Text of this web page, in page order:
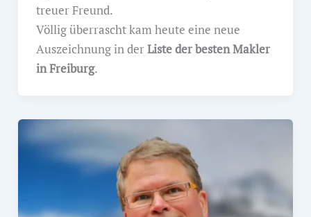
treuer Freund.
Völlig überrascht kam heute eine neue
Auszeichnung in derListe der besten Makler
in Freiburg.